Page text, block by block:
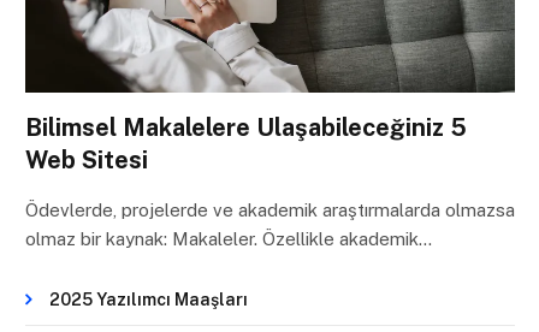
Bilimsel Makalelere Ulaşabileceğiniz 5
Web Sitesi
Ödevlerde, projelerde ve akademik araştırmalarda olmazsa
olmaz bir kaynak: Makaleler. Özellikle akademik…
2025 Yazılımcı Maaşları